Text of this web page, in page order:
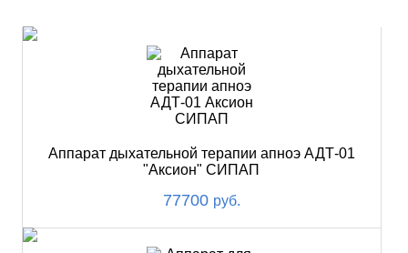
Аппарат дыхательной терапии апноэ АДТ-01
"Аксион" СИПАП
77700 руб.